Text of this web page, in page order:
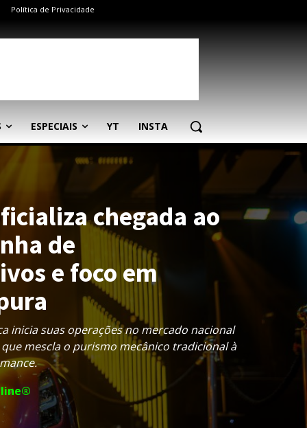
Política de Privacidade
ESPECIAIS YT INSTA
chegada ao
de
e foco em
inicia suas operações no mercado nacional
mescla o purismo mecânico tradicional à